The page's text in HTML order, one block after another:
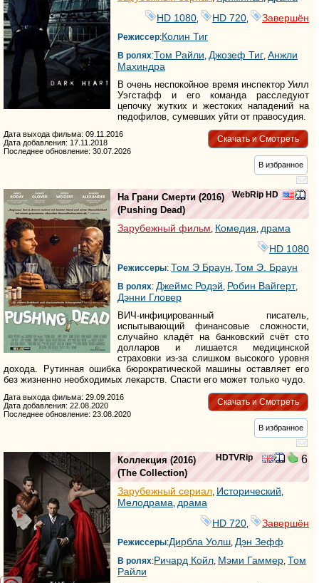
HD 1080
HD 720 Завершён
Режиссер:Колин Тиг
В ролях:Том Райли, Джозеф Тиг, Анжли
Махиндра
В очень неспокойное время инспектор Уилл
Уэгстафф и его команда расследуют
цепочку жутких и жестоких нападений на
педофилов, сумевших уйти от правосудия.
Скачать и Смотреть
Дата выхода фильма: 09.11.2016
Дата добавления: 17.11.2018
Последнее обновление: 30.07.2026
В избранное
WebRip HD
На Грани Смерти (2016)
(Pushing Dead)
Зарубежный фильм, Комедия, драма
HD 1080
Режиссеры: Том Э Браун, Том Э. Браун
В ролях: Джеймс Родэй, Робин Вайгерт,
Дэнни Гловер
ВИЧ-инфицированный писатель,
испытывающий финансовые сложности,
случайно кладёт на банковский счёт сто
долларов и лишается медицинской
страховки из-за слишком высокого уровня
дохода. Рутинная ошибка бюрократической машины оставляет его
без жизненно необходимых лекарств. Спасти его может только чудо.
Скачать и Смотреть
Дата выхода фильма: 29.09.2016
Дата добавления: 22.08.2020
Последнее обновление: 23.08.2020
В избранное
HDTVRip 6
Коллекция (2016)
(The Collection)
Зарубежный сериал, Исторический,
Мелодрама, драма
HD 720
Завершён
Режиссеры:Дирбла Уолш, Дэн Зефф
В ролях:Ричард Койл, Мэми Гаммер, Том
Райли